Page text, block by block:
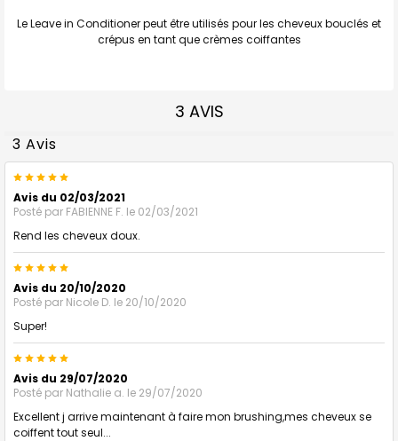
Le Leave in Conditioner peut être utilisés pour les cheveux bouclés et
crépus en tant que crèmes coiffantes
3 AVIS
3 Avis
5
Avis du 02/03/2021
Posté par FABIENNE F. le 02/03/2021
Rend les cheveux doux.
5
Avis du 20/10/2020
Posté par Nicole D. le 20/10/2020
Super!
5
Avis du 29/07/2020
Posté par Nathalie a. le 29/07/2020
Excellent j arrive maintenant à faire mon brushing,mes cheveux se
coiffent tout seul...